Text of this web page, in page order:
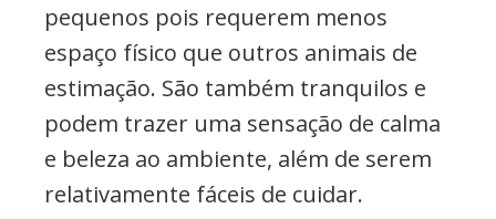
pequenos pois requerem menos
espaço físico que outros animais de
estimação. São também tranquilos e
podem trazer uma sensação de calma
e beleza ao ambiente, além de serem
relativamente fáceis de cuidar.